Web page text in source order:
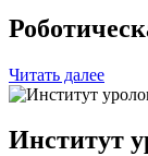
Читать далее
Институт